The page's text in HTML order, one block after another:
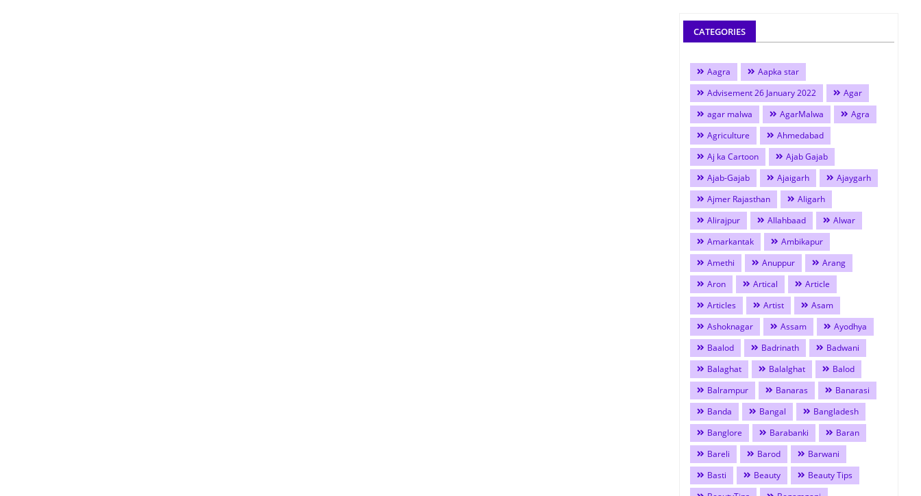
CATEGORIES
Aagra
Aapka star
Advisement 26 January 2022
Agar
agar malwa
AgarMalwa
Agra
Agriculture
Ahmedabad
Aj ka Cartoon
Ajab Gajab
Ajab-Gajab
Ajaigarh
Ajaygarh
Ajmer Rajasthan
Aligarh
Alirajpur
Allahbaad
Alwar
Amarkantak
Ambikapur
Amethi
Anuppur
Arang
Aron
Artical
Article
Articles
Artist
Asam
Ashoknagar
Assam
Ayodhya
Baalod
Badrinath
Badwani
Balaghat
Balalghat
Balod
Balrampur
Banaras
Banarasi
Banda
Bangal
Bangladesh
Banglore
Barabanki
Baran
Bareli
Barod
Barwani
Basti
Beauty
Beauty Tips